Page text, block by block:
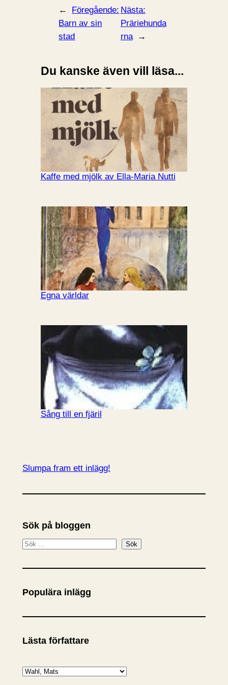
←
Föregående:
Barn av sin
stad
Nästa:
Präriehunda
rna
→
Du kanske även vill läsa...
Kaffe med mjölk av Ella-Maria Nutti
Egna världar
Sång till en fjäril
Slumpa fram ett inlägg!
Sök på bloggen
S
k
Sök
Populära inlägg
Lästa författare
K